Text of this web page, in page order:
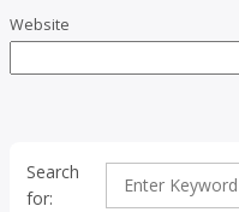
Website
Search
for: